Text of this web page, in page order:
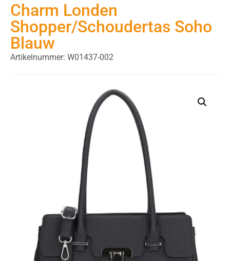
Charm Londen
Shopper/Schoudertas Soho
Blauw
Artikelnummer: W01437-002